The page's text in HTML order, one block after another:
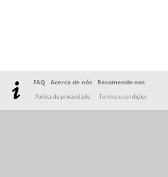
FAQ Acerca de nós Recomende-nos
Política de privacidade Termos e condições